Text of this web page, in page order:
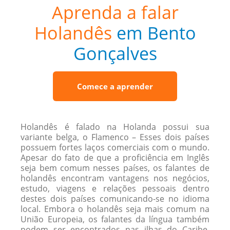
Aprenda a falar
Holandês em Bento
Gonçalves
Comece a aprender
Holandês é falado na Holanda possui sua
variante belga, o Flamenco – Esses dois países
possuem fortes laços comerciais com o mundo.
Apesar do fato de que a proficiência em Inglês
seja bem comum nesses países, os falantes de
holandês encontram vantagens nos negócios,
estudo, viagens e relações pessoais dentro
destes dois países comunicando-se no idioma
local. Embora o holandês seja mais comum na
União Europeia, os falantes da língua também